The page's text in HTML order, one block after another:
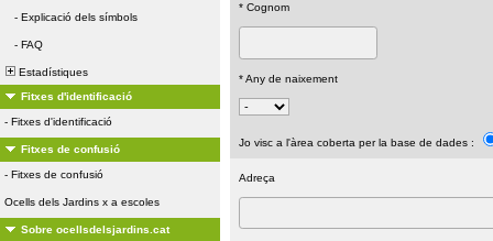
- Explicació dels símbols
- FAQ
Estadístiques
Fitxes d'identificació
- Fitxes d'identificació
Fitxes de confusió
- Fitxes de confusió
Ocells dels Jardins x a escoles
Sobre ocellsdelsjardins.cat
* Cognom
* Any de naixement
Jo visc a l'àrea coberta per la base de dades :
Adreça